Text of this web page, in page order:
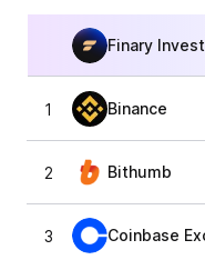
Finary Invest
1 Binance
2 Bithumb
3 Coinbase